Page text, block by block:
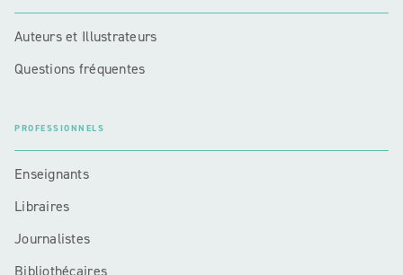
Auteurs et Illustrateurs
Questions fréquentes
PROFESSIONNELS
Enseignants
Libraires
Journalistes
Bibliothécaires